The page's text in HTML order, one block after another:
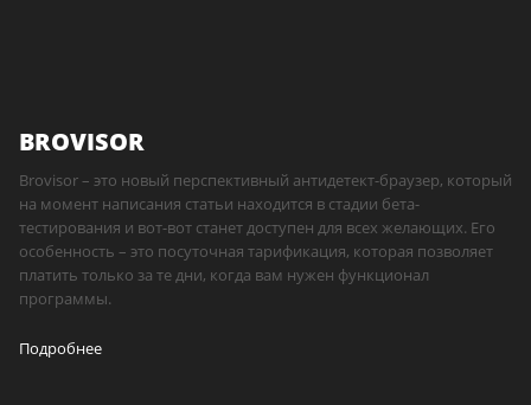
BROVISOR
Brovisor – это новый перспективный антидетект-браузер, который
на момент написания статьи находится в стадии бета-
тестирования и вот-вот станет доступен для всех желающих. Его
особенность – это посуточная тарификация, которая позволяет
платить только за те дни, когда вам нужен функционал
программы.
Подробнее